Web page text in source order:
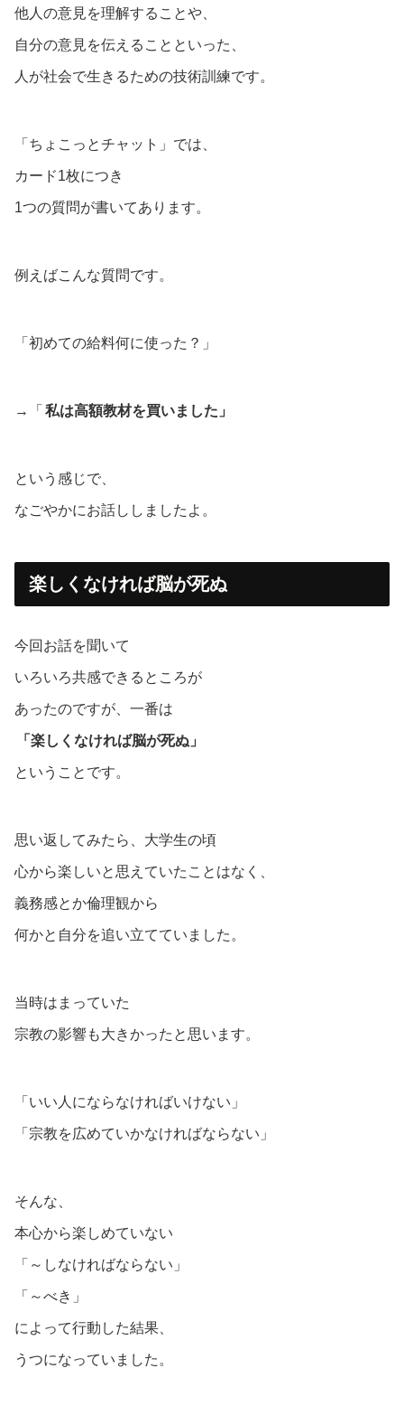
他人の意見を理解することや、
自分の意見を伝えることといった、
人が社会で生きるための技術訓練です。
「ちょこっとチャット」では、
カード1枚につき
1つの質問が書いてあります。
例えばこんな質問です。
「初めての給料何に使った？」
→「 私は高額教材を買いました」
という感じで、
なごやかにお話ししましたよ。
楽しくなければ脳が死ぬ
今回お話を聞いて
いろいろ共感できるところが
あったのですが、一番は
「楽しくなければ脳が死ぬ」
ということです。
思い返してみたら、大学生の頃
心から楽しいと思えていたことはなく、
義務感とか倫理観から
何かと自分を追い立てていました。
当時はまっていた
宗教の影響も大きかったと思います。
「いい人にならなければいけない」
「宗教を広めていかなければならない」
そんな、
本心から楽しめていない
「～しなければならない」
「～べき」
によって行動した結果、
うつになっていました。